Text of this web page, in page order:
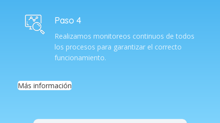
Paso 4
Realizamos monitoreos continuos de todos
los procesos para garantizar el correcto
funcionamiento.
Más información